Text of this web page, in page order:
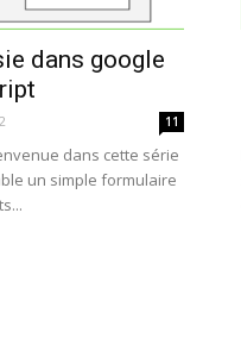
dans google
11
dans cette série
un simple formulaire